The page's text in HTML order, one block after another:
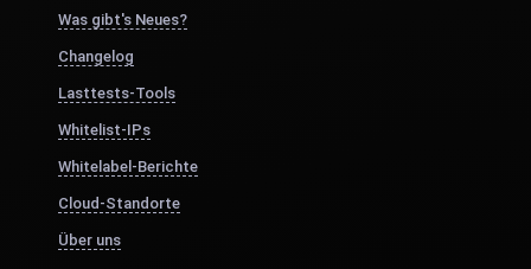
Was gibt's Neues?
Changelog
Lasttests-Tools
Whitelist-IPs
Whitelabel-Berichte
Cloud-Standorte
Über uns